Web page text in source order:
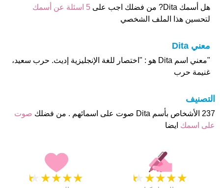
هل أسمك Dita? من فضلك اجب على
5 اسئلة عن أسمك
لتحسين هذا الملف الشخصي
معني Dita
"معني اسم Dita هو : "اختصار للغة الإنجليزية إديث. حرب سعيد،
غنيمة حرب
التصنيف
237 الأشخاص بأسم Dita صوت على اسمائهم . من فضلك
صوت
على اسمك ايضا
★
★
★
★
★ ★
★
★
★
★